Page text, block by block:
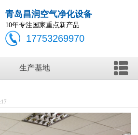
青岛昌润空气净化设备
10年专注国家重点新产品
17753269970
生产基地